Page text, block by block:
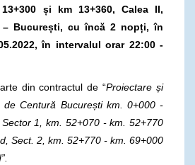
și km 13+360, Calea II,
– București, cu încă 2 nopți,în
în intervalul orar 22:00 -
din contractul de “Proiectare și
de Centură București km. 0+000 -
1, km. 52+070 - km. 52+770
Sect. 2, km. 52+770 - km. 69+000